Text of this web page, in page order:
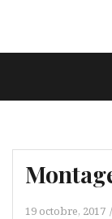
19 octobre, 2017